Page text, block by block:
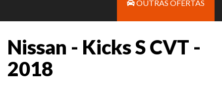
OUTRAS OFERTAS
Nissan - Kicks S CVT -
2018